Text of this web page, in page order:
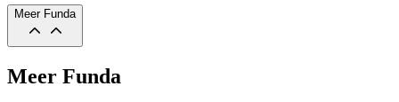
Meer Funda
Meer Funda